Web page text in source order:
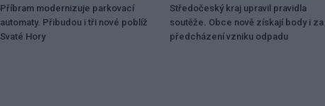
Příbram modernizuje parkovací
automaty. Přibudou i tři nové poblíž
Svaté Hory
Středočeský kraj upravil pravidla
soutěže. Obce nově získají body i za
předcházení vzniku odpadu